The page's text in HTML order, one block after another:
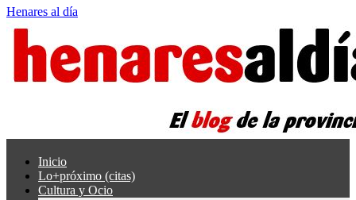
Henares al día
Inicio
Lo+próximo (citas)
Cultura y Ocio